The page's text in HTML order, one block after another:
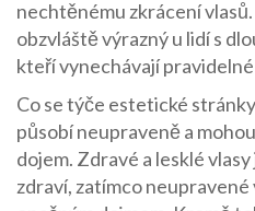
nechtěnému zkrácení
obzvláště výrazný u lidí s
kteří vynechávají
Co se týče estetické
působí neupraveně a
dojem. Zdravé a lesklé
zdraví, zatímco